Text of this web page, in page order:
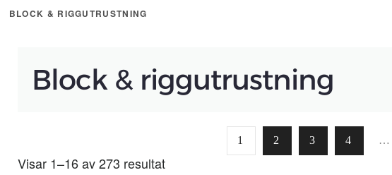
BLOCK & RIGGUTRUSTNING
Block & riggutrustning
1 2 3 4 …
Visar 1–16 av 273 resultat